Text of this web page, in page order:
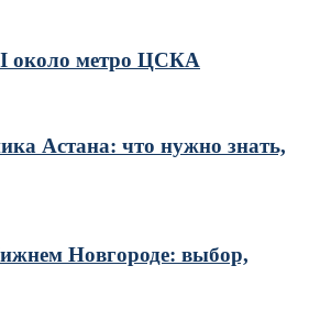
около метро ЦСКА
Астана: что нужно знать,
Новгороде: выбор,